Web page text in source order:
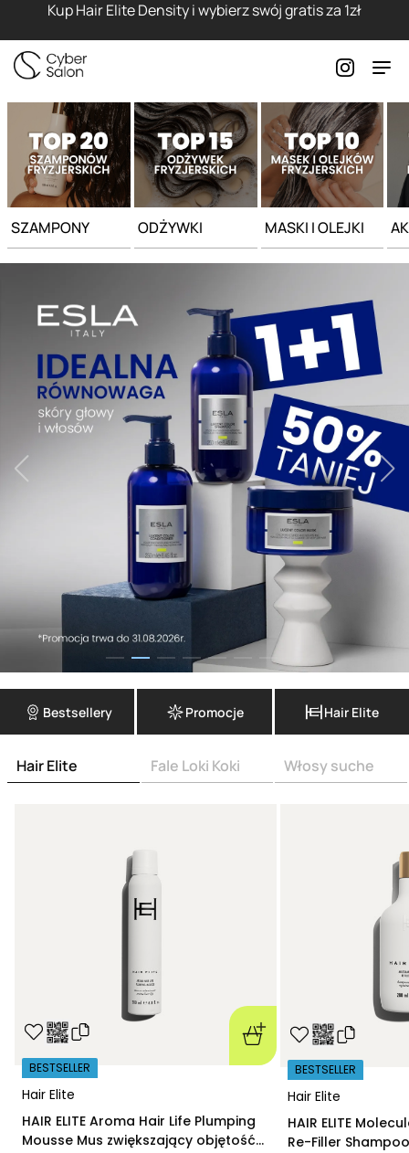
Kup Hair Elite Density i wybierz swój gratis za 1zł
SZAMPONY ODŻYWKI MASKI I OLEJKI
Bestsellery Promocje Hair Elite
Hair Elite Fale Loki Koki Włosy suche
Hair Elite
BESTSELLER
HAIR ELITE Aroma Hair Life Plumping
Mousse Mus zwiększający objętość
Hair Elite
BESTSELLER
HAIR ELITE
Re-Filler
Strona główna - Cyber Salon